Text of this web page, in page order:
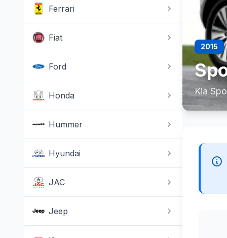
Ferrari
Fiat
Ford
Honda
Hummer
Hyundai
JAC
Jeep
2015
Kia